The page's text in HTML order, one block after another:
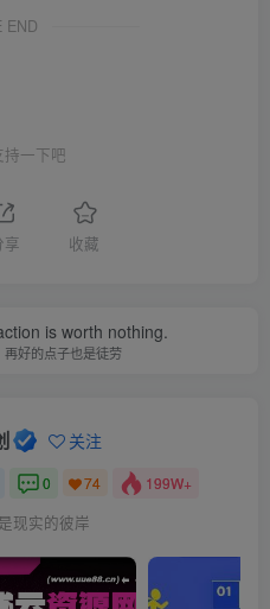
END
持一下吧
享 收藏
is worth nothing.
好的点子也是徒劳
关注
0 74 199W+
现实的彼岸